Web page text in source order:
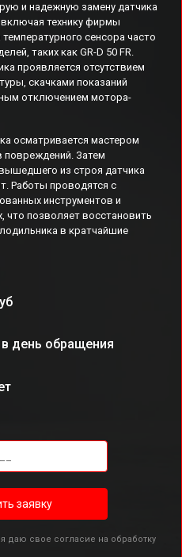
и надежную замену датчика
технику фирмы
сенсора часто
таких как GR-D 50 FR.
проявляется отсутствием
скачками показаний
отключением мотора-
осматривается мастером
повреждений. Затем
из строя датчика
Работы проводятся с
инструментов и
что позволяет восстановить
в кратчайшие
день обращения
заявку
даю свое согласие на обработку